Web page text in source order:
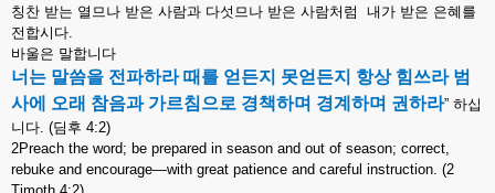
칭찬 받는 열므나 받은 사람과 다섯므나 받은 사람처럼 내가 받은 은혜를
전합시다.
바울은 말합니다
너는 말씀을 전파하라 때를 얻든지 못얻든지 항상 힘쓰라 범
사에
오래 참음과 가르침으로 경책하며 경계하며 권하라” 하십
니다. (딤후 4:2)
2Preach the word; be prepared in season and out of season; correct,
rebuke and encourage—with great patience and careful instruction. (2